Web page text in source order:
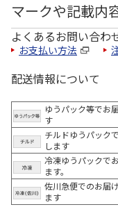
マークや記載内
よくあるお問い合わ
お支払い方法
配送情報について
ゆうパック等でお
す
チルドゆうパック
します
冷凍ゆうパックで
ます。
佐川急便でのお届
ます